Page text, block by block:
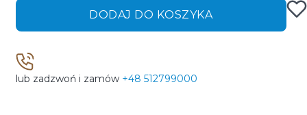
DODAJ DO KOSZYKA
lub zadzwoń i zamów +48 512799000